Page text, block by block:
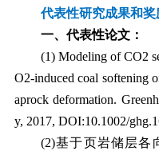
代表性研究成果和奖
一、代表性论文：
(1) Modeling of CO2
O2‐induced coal softening
aprock deformation.
y, 2017, DOI:10.1002/
(2)基于页岩储层各